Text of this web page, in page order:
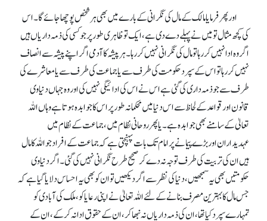
اور پھر فرمایا مالک کے مال کی نگرانی کے بارے میں بھی ہر شخص پوچھا جائے گا۔ اس
کی کچھ مثال تو میں نے پہلے دے دی ہے، ایک تو ظاہری طور پر جو کسی کی ذمہ داریاں ہیں
اگر وہ ادا نہیں کر رہا تو مال کی نگرانی نہیں کر رہا۔ ہر پیشہ کا آدمی اگر اپنے پیشہ سے انصاف
نہیں کر رہا تو اس کے سپرد حکومت کی طرف سے یا جماعت کی طرف سے یا معاشرے کی
طرف سے جو ذمہ داری کی گئی ہے اس نے اس کی ادائیگی نہیں کی اور وہ جہاں دنیاوی
قانون اور قواعد کے لحاظ سے اس دنیا میں محکمانہ طور پر اس کا جوابدہ ہوتا ہے وہاں اللہ
تعالیٰ کے سامنے بھی جوابدہ ہے۔ یا پھر روحانی نظام میں، جماعت کے نظام میں
عہدیداران اور بڑے پیمانے پر امام تک بات پہنچتی ہے کہ جماعت کے افراد جو اللہ کامال
ہیں ان کی تربیت کی طرف توجہ نہ دے کر صحیح طرح نگرانی نہیں کی گئی۔ اگر دنیاوی
حکومتیں بھی یہ سمجھیں، دنیا کی نظر سے اگر دیکھیں تو ان کو بھی یہ احساس دلایا گیا ہے کہ
جس مال کا بہترین مصرف بنانے کے لئے اللہ تعالیٰ نے اپنی رعایا کو، ملک کی آبادی کو
تمہارے سپرد کیا تھا، ان کی ذمہ داریاں نہ نبھا کر، ان کے حقوق ادا نہ کرکے، ان کے